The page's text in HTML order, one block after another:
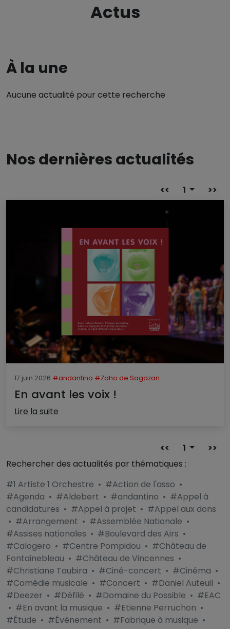
Actus
À la une
Aucune actualité pour cette recherche
Nos dernières actualités
<< 1 >>
17 juin 2026 #andantino #Zaho de Sagazan
En avant les voix !
Lire la suite
<< 1
>>
Rechercher des actualités par thématiques :
#1 Artiste 1 Orchestre • #Action de l'asso •
#Agenda • #Aldebert • #andantino • #Appel à
candidatures • #Appel à projet • #Appel aux dons
• #Arrangement • #Assemblée Nationale •
#Assises nationales • #Boulevard des Airs •
#Calogero • #Centre Pompidou • #Château de
Fontainebleau • #Château de Vincennes •
#Christiane Taubira • #Ciné-concert • #Cinéma •
#Comédie musicale • #Concert • #Daniel Auteuil •
#Deezer • #Défilé • #Domaine du Possible • #EAC
• #En avant la musique • #Etienne Perruchon •
#Étude • #Évènement • #Fabrique à musique •